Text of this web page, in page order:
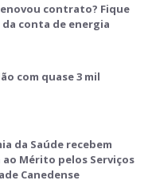
contrato? Fique
conta de energia
com quase 3 mil
da Saúde recebem
Mérito pelos Serviços
Canedense